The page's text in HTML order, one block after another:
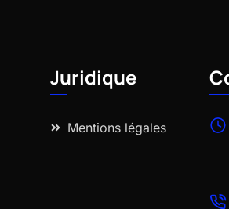
Juridique
Mentions légales